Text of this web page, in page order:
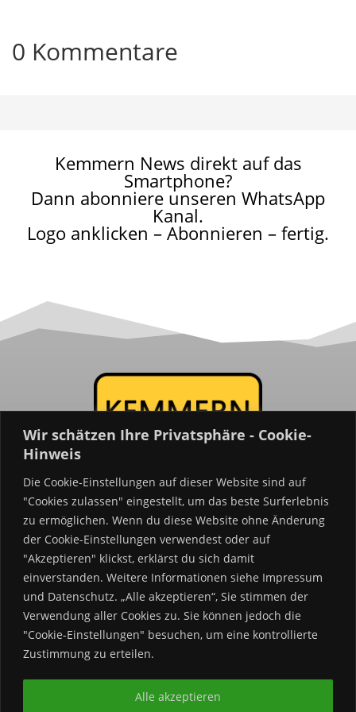
Wir schätzen Ihre Privatsphäre - Cookie-
Hinweis
Die Cookie-Einstellungen auf dieser Website sind auf
"Cookies zulassen" eingestellt, um das beste Surferlebnis
zu ermöglichen. Wenn du diese Website ohne Änderung
der Cookie-Einstellungen verwendest oder auf
"Akzeptieren" klickst, erklärst du sich damit
einverstanden. Weitere Informationen siehe Impressum
und Datenschutz. „Alle akzeptieren“, Sie stimmen der
Verwendung aller Cookies zu. Sie können jedoch die
"Cookie-Einstellungen" besuchen, um eine kontrollierte
Zustimmung zu erteilen.
Alle akzeptieren
0 Kommentare
Kemmern News direkt auf das
Smartphone?
Dann abonniere unseren WhatsApp
Kanal.
Logo anklicken – Abonnieren – fertig.
Kemmern24.de
Kemmern in Oberfranken.
Termine & Veranstaltungen.
Vereine & News.
Kontakt:
info@kemmern24.de